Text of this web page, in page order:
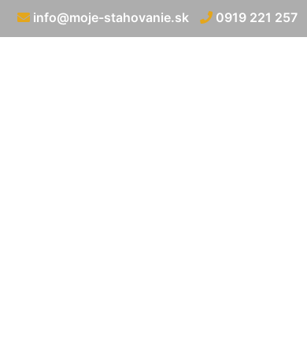
info@moje-stahovanie.sk 0919 221 257